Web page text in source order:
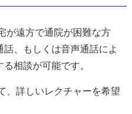
が遠方で通院が困難な方
、もしくは音声通話によ
相談が可能です。
、詳しいレクチャーを希望